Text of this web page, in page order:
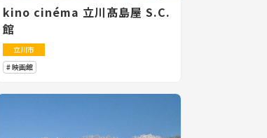
kino cinéma 立川髙島屋 S.C.
館
立川市
映画館